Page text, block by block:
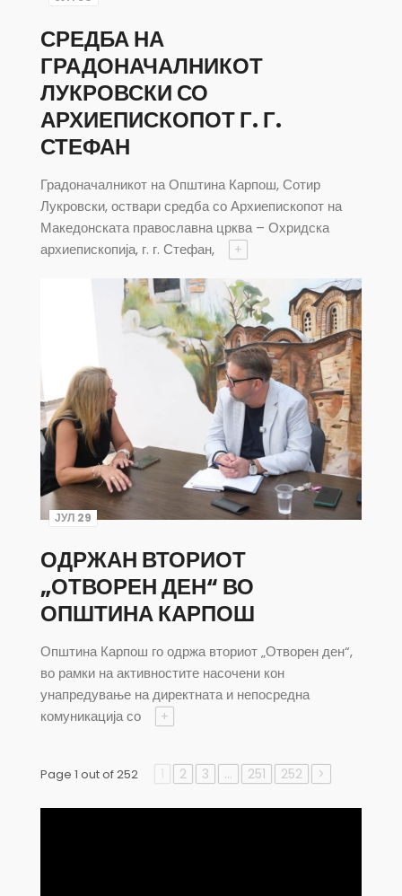
СРЕДБА НА
ГРАДОНАЧАЛНИКОТ
ЛУКРОВСКИ СО
АРХИЕПИСКОПОТ Г. Г.
СТЕФАН
Градоначалникот на Општина Карпош, Сотир
Лукровски, оствари средба со Архиепископот на
Македонската православна црква – Охридска
архиепископија, г. г. Стефан,
+
ЈУЛ 29
ОДРЖАН ВТОРИОТ
„ОТВОРЕН ДЕН“ ВО
ОПШТИНА КАРПОШ
Општина Карпош го одржа вториот „Отворен ден“,
во рамки на активностите насочени кон
унапредување на директната и непосредна
комуникација со
+
Page 1 out of 252 2 3 … 251 252 >